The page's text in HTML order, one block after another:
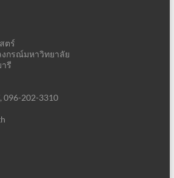
ตร์
กรณ์มหาวิทยาลัย
รี
096-202-3310